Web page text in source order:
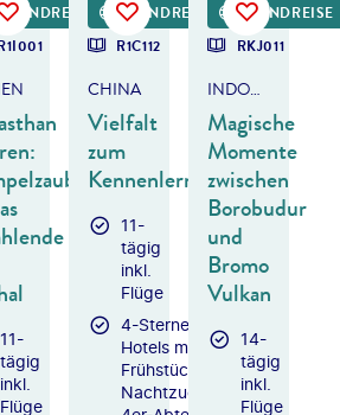
RUNDREISE
11-
tägig
inkl.
Flüge
RUNDREISE
R1C112
CHINA
Vielfalt
zum
Kennenlernen
11-
tägig
inkl.
Flüge
4-Sterne-
Hotels mit
Frühstück /
Nachtzug
RUNDREISE
RKJ011
INDONESIEN - JAVA & BALI
Magische
Momente
zwischen
Borobudur
und
Bromo
Vulkan
14-
tägig
inkl.
Flüge